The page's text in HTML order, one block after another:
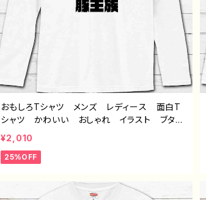
おもしろTシャツ メンズ レディース 面白T
シャツ かわいい おしゃれ イラスト ブタ
動物 ゆるかわ ゆるい ユニーク ネタ系
オリジナルキャラクター おすすめ 個性的
人気 イラストレーター クリエイター 絵
ツ デザイン コラボ グッズ 長袖Tシャ
ツ ロングTシャツ タイトル：豚王族（ホワイ
¥2,010
25%OFF